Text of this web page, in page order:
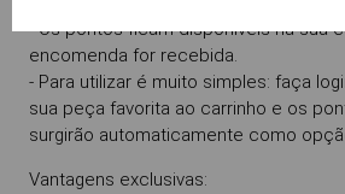
- Os pontos ficam disponíveis na sua
encomenda for recebida.
- Para utilizar é muito simples: faça
sua peça favorita ao carrinho e os
surgirão automaticamente como
Vantagens exclusivas: